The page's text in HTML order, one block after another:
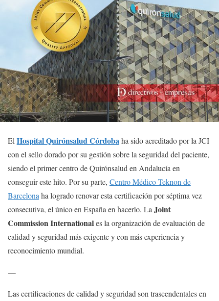
El Hospital Quirónsalud Córdobaha sido acreditado por la JCI
con el sello dorado por su gestión sobre la seguridad del paciente,
siendo el primer centro de Quirónsalud en Andalucía en
conseguir este hito. Por su parte, Centro Médico Teknon de
Barcelona ha logrado renovar esta certificación por séptima vez
consecutiva, el único en España en hacerlo. La Joint
Commission Internationales la organización de evaluación de
calidad y seguridad más exigente y con más experiencia y
reconocimiento mundial.
—
Las certificaciones de calidad y seguridad son trascendentales en